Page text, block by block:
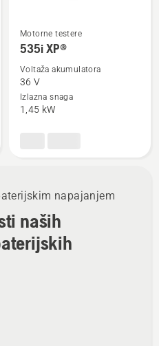
napajanjem
naših
Pogledajte
detalja
535i
Motorne testere
535i XP®
Voltaža akumulatora
36 V
Izlazna snaga
1,45 kW